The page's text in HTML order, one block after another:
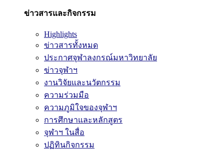
ข่าวสารและกิจกรรม
Highlights
ข่าวสารทั้งหมด
ประกาศจุฬาลงกรณ์มหาวิทยาลัย
ข่าวจุฬาฯ
งานวิจัยและนวัตกรรม
ความร่วมมือ
ความภูมิใจของจุฬาฯ
การศึกษาและหลักสูตร
จุฬาฯ ในสื่อ
ปฏิทินกิจกรรม